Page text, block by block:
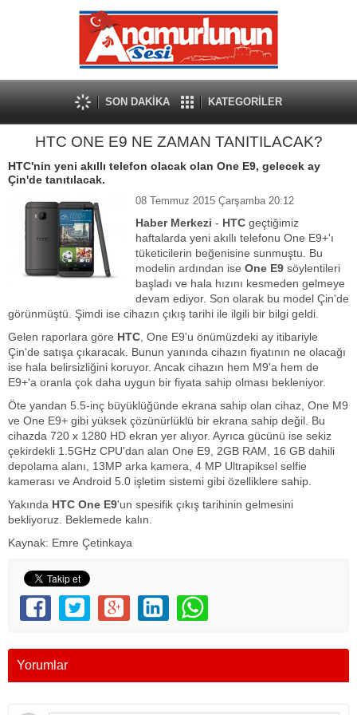
SON DAKİKA KATEGORİLER
HTC ONE E9 NE ZAMAN TANITILACAK?
HTC'nin yeni akıllı telefon olacak olan One E9, gelecek ay
Çin'de tanıtılacak.
08 Temmuz 2015 Çarşamba 20:12
Haber Merkezi - HTC geçtiğimiz
haftalarda yeni akıllı telefonu One E9+'ı
tüketicilerin beğenisine sunmuştu. Bu
modelin ardından ise One E9 söylentileri
başladı ve hala hızını kesmeden gelmeye
devam ediyor. Son olarak bu model Çin'de
görünmüştü. Şimdi ise cihazın çıkış tarihi ile ilgili bir bilgi geldi.
Gelen raporlara göre HTC , One E9'u önümüzdeki ay itibariyle
Çin'de satışa çıkaracak. Bunun yanında cihazın fiyatının ne olacağı
ise hala belirsizliğini koruyor. Ancak cihazın hem M9'a hem de
E9+'a oranla çok daha uygun bir fiyata sahip olması bekleniyor.
Öte yandan 5.5-inç büyüklüğünde ekrana sahip olan cihaz, One M9
ve One E9+ gibi yüksek çözünürlüklü bir ekrana sahip değil. Bu
cihazda 720 x 1280 HD ekran yer alıyor. Ayrıca gücünü ise sekiz
çekirdekli 1.5GHz CPU'dan alan One E9, 2GB RAM, 16 GB dahili
depolama alanı, 13MP arka kamera, 4 MP Ultrapiksel selfie
kamerası ve Android 5.0 işletim sistemi gibi özelliklere sahip.
Yakında HTC One E9'un spesifik çıkış tarihinin gelmesini
bekliyoruz. Beklemede kalın.
Kaynak: Emre Çetinkaya
Yorumlar